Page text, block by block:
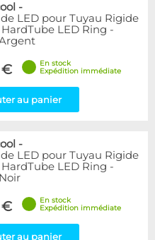
-
LED pour Tuyau Rigide
LED Ring -
€
En stock
Expédition immédiate
au panier
-
LED pour Tuyau Rigide
LED Ring -
€
En stock
Expédition immédiate
au panier